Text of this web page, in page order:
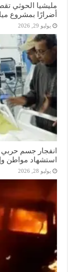
مليشيا الحوثي
أضرارًا بمشروع
يوليو 29, 2026
انفجار جسم
استشهاد مواطن
يوليو 28, 2026